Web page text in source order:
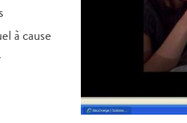
à cause